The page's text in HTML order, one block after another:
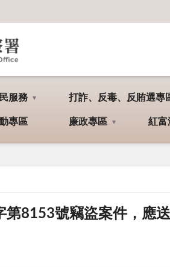
服務 打詐、反毒、反賄選專
專區 廉政專區 紅富
8153號竊盜案件，應